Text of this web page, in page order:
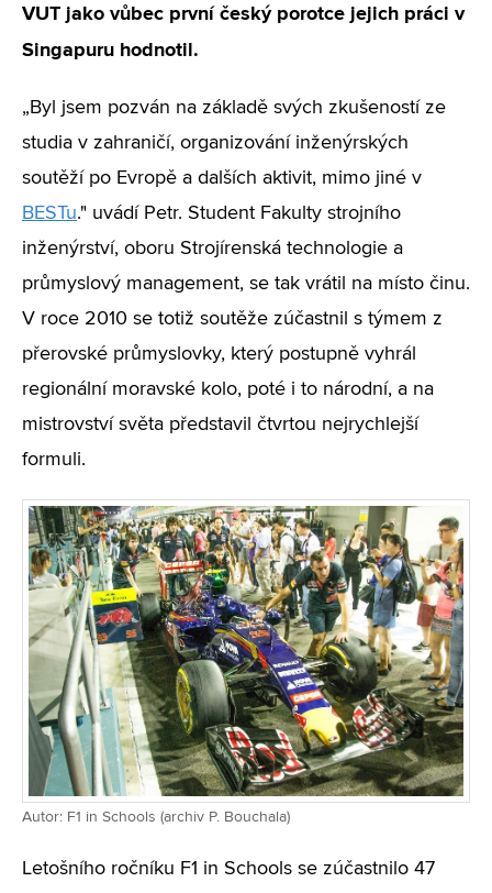
VUT jako vůbec první český porotce jejich práci v
Singapuru hodnotil.
„Byl jsem pozván na základě svých zkušeností ze
studia v zahraničí, organizování inženýrských
soutěží po Evropě a dalších aktivit, mimo jiné v
BESTu." uvádí Petr. Student Fakulty strojního
inženýrství, oboru Strojírenská technologie a
průmyslový management, se tak vrátil na místo činu.
V roce 2010 se totiž soutěže zúčastnil s týmem z
přerovské průmyslovky, který postupně vyhrál
regionální moravské kolo, poté i to národní, a na
mistrovství světa představil čtvrtou nejrychlejší
formuli.
Autor: F1 in Schools (archiv P. Bouchala)
Letošního ročníku F1 in Schools se zúčastnilo 47